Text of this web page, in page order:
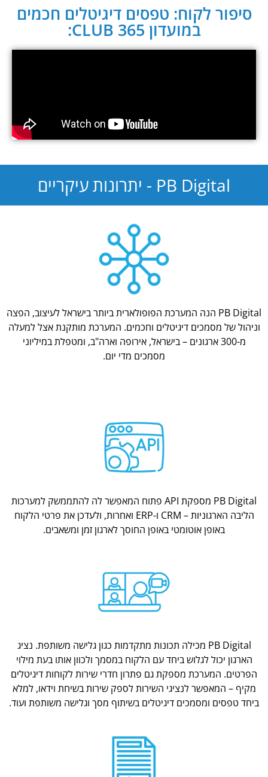
סיפור לקוח: טפסים דיגיטלים חכמים
במועדון CLUB 365:
PB Digital - יתרונות עיקריים
PB Digital הנה המערכת הפופולארית ביותר בישראל לעיצוב, הפצה
וניהול של מסמכים דיגיטלים וחכמים. המערכת מותקנת אצל למעלה
מ-300 ארגונים – בישראל, אירופה וארה"ב, ומטפלת במיליוני
מסמכים מדי יום.
PB Digital מספקת API פתוח המאפשר לה להתממשק למערכות
הליבה הארגוניות – CRM ו-ERP ואחרות, ולעדכן את פרטי הלקוח
באופן אוטומטי באופן החוסך לארגון זמן ומשאבים.
PB Digital מכילה תכונות מתקדמות כגון גלישה משותפת. נציג
הארגון יכול לגלוש ביחד עם הלקוח במסמך ולכוון אותו בעת מילוי
הפרטים. המערכת מספקת גם פתרון חדרי שירות לקוחות דיגיטלים
מקיף – המאפשר לנציגי השירות לספק שירות בשיחת וידאו, למלא
ביחד טפסים ומסמכים דיגיטלים בשיתוף מסך וגלישה משותפת ועוד.